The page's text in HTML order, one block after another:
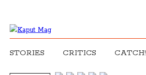
STORIES CRITICS CATCH!